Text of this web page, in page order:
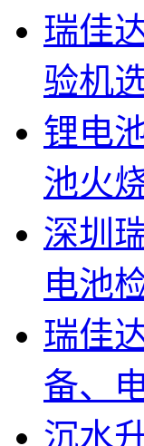
瑞佳
验机
锂电
池火
深圳
电池
瑞佳
备、
沉水